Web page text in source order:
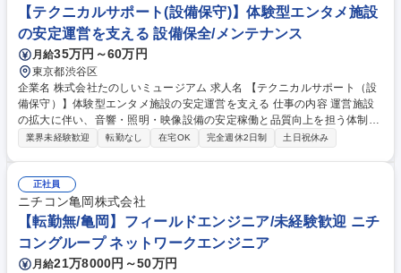
完成後のチェックまで担当します■近年は、脱炭素に貢献する新エネルギ
ープラントや、半導体をはじめとした先端材料製造施設のプロジェクトも
増加しています 募集職種 東京【電気計装エンジニア】海外プロジェクト
へ挑戦する技術者へ/未経験可
【テクニカルサポート(設備保守)】体験型エンタメ施設
の安定運営を支える 設備保全/メンテナンス
月給35万円～60万円
東京都渋谷区
企業名 株式会社たのしいミュージアム 求人名 【テクニカルサポート（設
備保守）】体験型エンタメ施設の安定運営を支える 仕事の内容 運営施設
の拡大に伴い、音響・照明・映像設備の安定稼働と品質向上を担う体制を
強化。音響・照明・映像設備の保守対応、原因分析、再発防止策の実行を
優先度判断 ■外部ベンダーとの連携・調整【改善業務】■設備トラブルの
傾向分析 ・再発防止策の立案・実行■運用フローの見直し・最適化■新規
設備導入時の技術確認・設計補助■複数拠点の設備運用の標準化 募集職種
【テクニカルサポート（設備保守）】体験型エンタメ施設の安定運営を支
える
業界未経験歓迎 転勤なし 在宅OK 完全週休2日制 土日祝休み
正社員
ニチコン亀岡株式会社
【転勤無/亀岡】フィールドエンジニア/未経験歓迎 ニチ
コングループ ネットワークエンジニア
月給21万8000円～50万円